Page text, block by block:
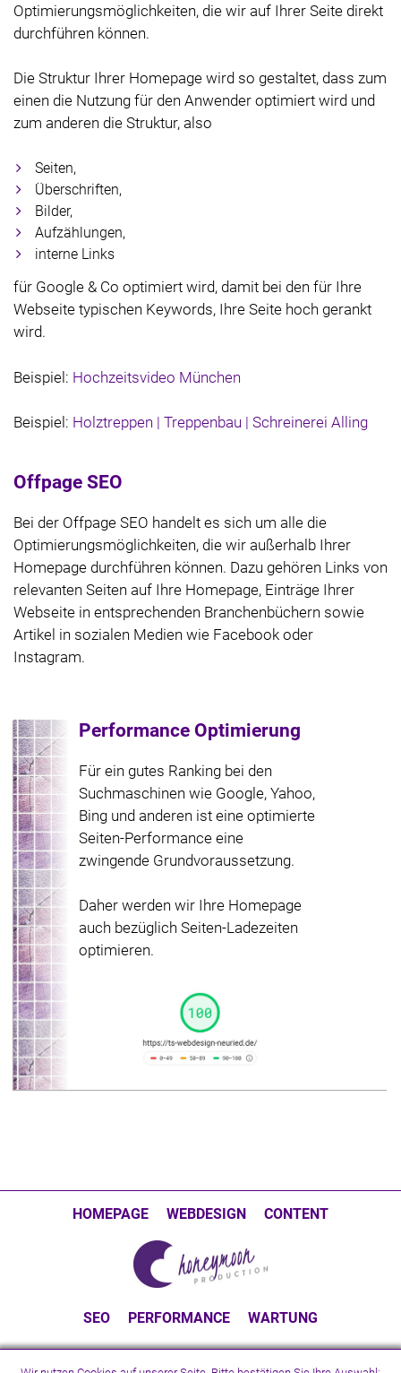
Optimierungsmöglichkeiten, die wir auf Ihrer Seite direkt
durchführen können.
Die Struktur Ihrer Homepage wird so gestaltet, dass zum
einen die Nutzung für den Anwender optimiert wird und
zum anderen die Struktur, also
Seiten,
Überschriften,
Bilder,
Aufzählungen,
interne Links
für Google & Co optimiert wird, damit bei den für Ihre
Webseite typischen Keywords, Ihre Seite hoch gerankt
wird.
Beispiel: Hochzeitsvideo München
Beispiel: Holztreppen | Treppenbau | Schreinerei Alling
Offpage SEO
Bei der Offpage SEO handelt es sich um alle die
Optimierungsmöglichkeiten, die wir außerhalb Ihrer
Homepage durchführen können. Dazu gehören Links von
relevanten Seiten auf Ihre Homepage, Einträge Ihrer
Webseite in entsprechenden Branchenbüchern sowie
Artikel in sozialen Medien wie Facebook oder
Instagram.
Performance Optimierung
Für ein gutes Ranking bei den
Suchmaschinen wie Google, Yahoo,
Bing und anderen ist eine optimierte
Seiten-Performance eine
zwingende Grundvoraussetzung.
Daher werden wir Ihre Homepage
auch bezüglich Seiten-Ladezeiten
optimieren.
HOMEPAGE WEBDESIGN CONTENT
SEO PERFORMANCE WARTUNG